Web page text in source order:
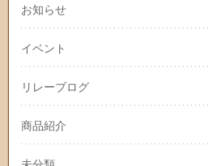
お知らせ
イベント
リレーブログ
商品紹介